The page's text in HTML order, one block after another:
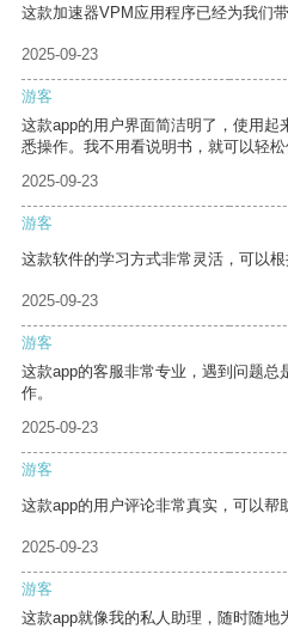
这款加速器VPM应用程序已经为我们
2025-09-23
游客
这款app的用户界面简洁明了，使用
悉操作。我不用看说明书，就可以轻松
2025-09-23
游客
这款软件的学习方式非常灵活，可以根
2025-09-23
游客
这款app的客服非常专业，遇到问题
作。
2025-09-23
游客
这款app的用户评论非常真实，可以帮
2025-09-23
游客
这款app就像我的私人助理，随时随